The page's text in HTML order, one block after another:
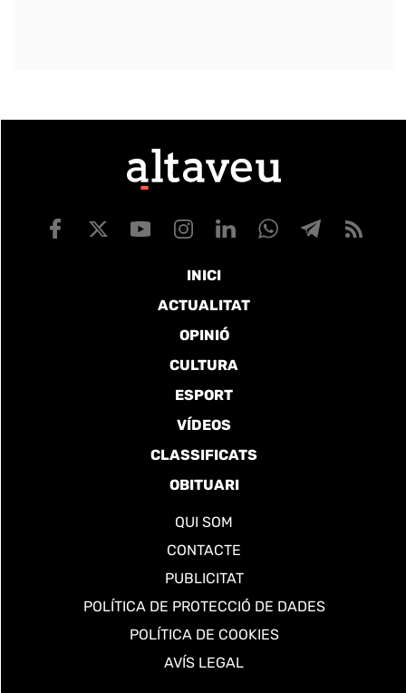
INICI
ACTUALITAT
OPINIÓ
CULTURA
ESPORT
VÍDEOS
CLASSIFICATS
OBITUARI
QUI SOM
CONTACTE
PUBLICITAT
POLÍTICA DE PROTECCIÓ DE DADES
POLÍTICA DE COOKIES
AVÍS LEGAL